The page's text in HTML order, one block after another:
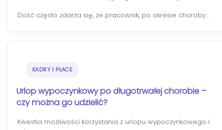
Dość często zdarza się, że pracownik, po okresie choroby…
KADRY I PŁACE
Urlop wypoczynkowy po długotrwałej chorobie –
czy można go udzielić?
Kwestia możliwości korzystania z urlopu wypoczynkowego i